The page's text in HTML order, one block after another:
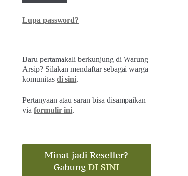
Lupa password?
Baru pertamakali berkunjung di Warung
Arsip? Silakan mendaftar sebagai warga
komunitasdi sini.
Pertanyaan atau saran bisa disampaikan
viaformulir ini.